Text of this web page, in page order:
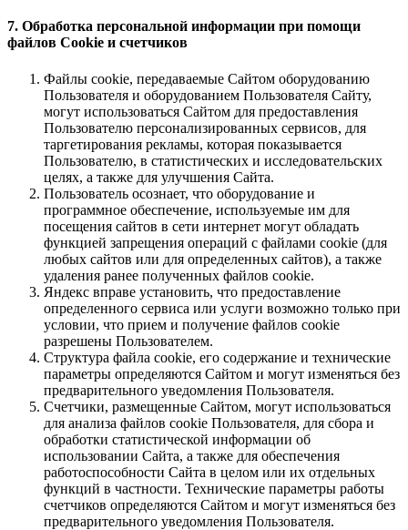
7. Обработка персональной информации при помощи
файлов Cookie и счетчиков
Файлы cookie, передаваемые Сайтом оборудованию
Пользователя и оборудованием Пользователя Сайту,
могут использоваться Сайтом для предоставления
Пользователю персонализированных сервисов, для
таргетирования рекламы, которая показывается
Пользователю, в статистических и исследовательских
целях, а также для улучшения Сайта.
Пользователь осознает, что оборудование и
программное обеспечение, используемые им для
посещения сайтов в сети интернет могут обладать
функцией запрещения операций с файлами cookie (для
любых сайтов или для определенных сайтов), а также
удаления ранее полученных файлов cookie.
Яндекс вправе установить, что предоставление
определенного сервиса или услуги возможно только при
условии, что прием и получение файлов cookie
разрешены Пользователем.
Структура файла cookie, его содержание и технические
параметры определяются Сайтом и могут изменяться без
предварительного уведомления Пользователя.
Счетчики, размещенные Сайтом, могут использоваться
для анализа файлов cookie Пользователя, для сбора и
обработки статистической информации об
использовании Сайта, а также для обеспечения
работоспособности Сайта в целом или их отдельных
функций в частности. Технические параметры работы
счетчиков определяются Сайтом и могут изменяться без
предварительного уведомления Пользователя.